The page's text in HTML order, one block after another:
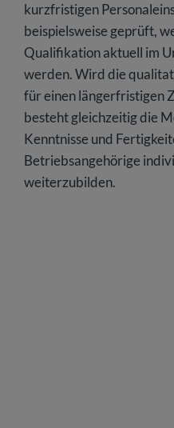
kurzfristigen
beispielsweise geprüft,
Qualifikation aktuell im
werden. Wird die
für einen längerfristigen
besteht gleichzeitig die
Kenntnisse und
Betriebsangehörige
weiterzubilden.